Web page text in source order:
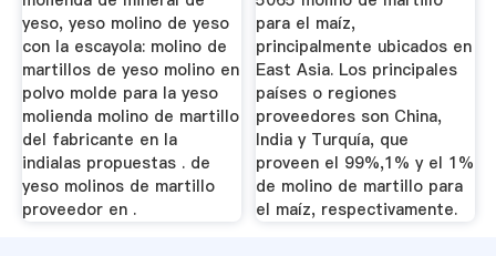
yeso, yeso molino de yeso
con la escayola: molino de
martillos de yeso molino en
polvo molde para la yeso
molienda molino de martillo
del fabricante en la
indialas propuestas . de
yeso molinos de martillo
proveedor en .
para el maíz,
principalmente ubicados en
East Asia. Los principales
países o regiones
proveedores son China,
India y Turquía, que
proveen el 99%,1% y el 1%
de molino de martillo para
el maíz, respectivamente.